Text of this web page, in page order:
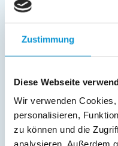
Zustimmung
Diese Webseite
Wir verwenden
personalisieren,
zu können und die
analysieren. Außerdem
Parkplatz
Liegen
Service:
Geschirrtücher inkl.
Verpflegung: